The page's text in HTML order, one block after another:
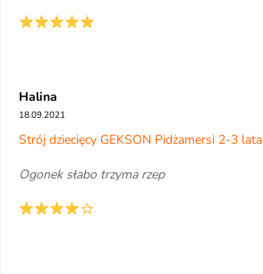
Halina
18.09.2021
Strój dziecięcy GEKSON Pidżamersi 2-3 lata
Ogonek słabo trzyma rzep